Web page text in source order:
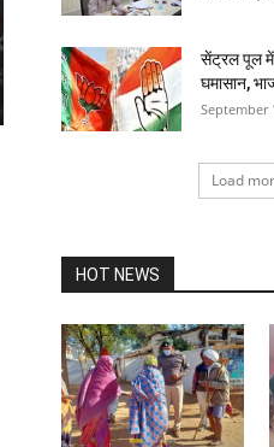
सेंट्रल पूल में
घमासान,
September
Load
HOT NEWS